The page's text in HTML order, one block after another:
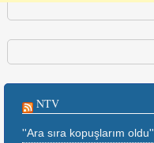
NTV
''Ara sıra kopuşlarım oldu''